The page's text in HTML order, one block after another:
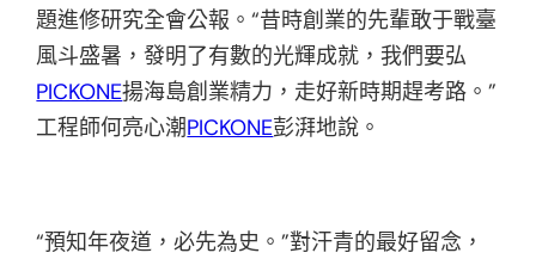
題進修研究全會公報。“昔時創業的先輩敢于戰臺
風斗盛暑，發明了有數的光輝成就，我們要弘
PICKONE揚海島創業精力，走好新時期趕考路。”
工程師何亮心潮PICKONE彭湃地說。
“預知年夜道，必先為史。”對汗青的最好留念，